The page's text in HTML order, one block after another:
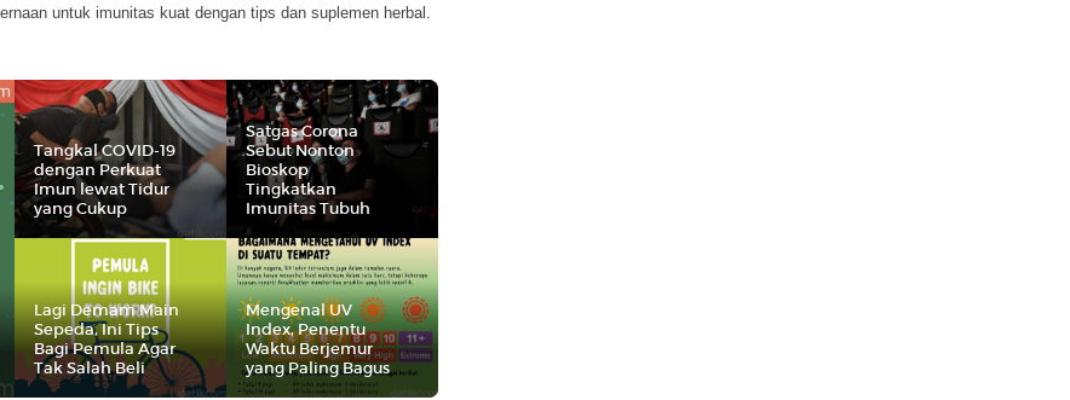
untuk imunitas kuat dengan tips dan suplemen herbal.
Tangkal COVID-19
dengan Perkuat
Imun lewat Tidur
yang Cukup
Satgas Corona
Sebut Nonton
Bioskop
Tingkatkan
Imunitas Tubuh
Lagi Demam Main
Sepeda, Ini Tips
Bagi Pemula Agar
Tak Salah Beli
Mengenal UV
Index, Penentu
Waktu Berjemur
yang Paling Bagus